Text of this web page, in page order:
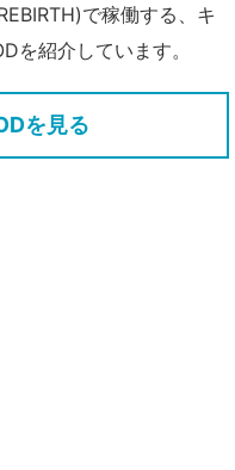
で稼働する、キ
を紹介しています。
を見る